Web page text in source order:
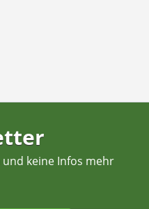
keine Infos mehr